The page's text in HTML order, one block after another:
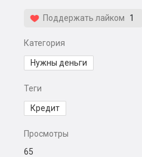
Поддержать лайком 1
Категория
Нужны деньги
Теги
Кредит
Просмотры
65